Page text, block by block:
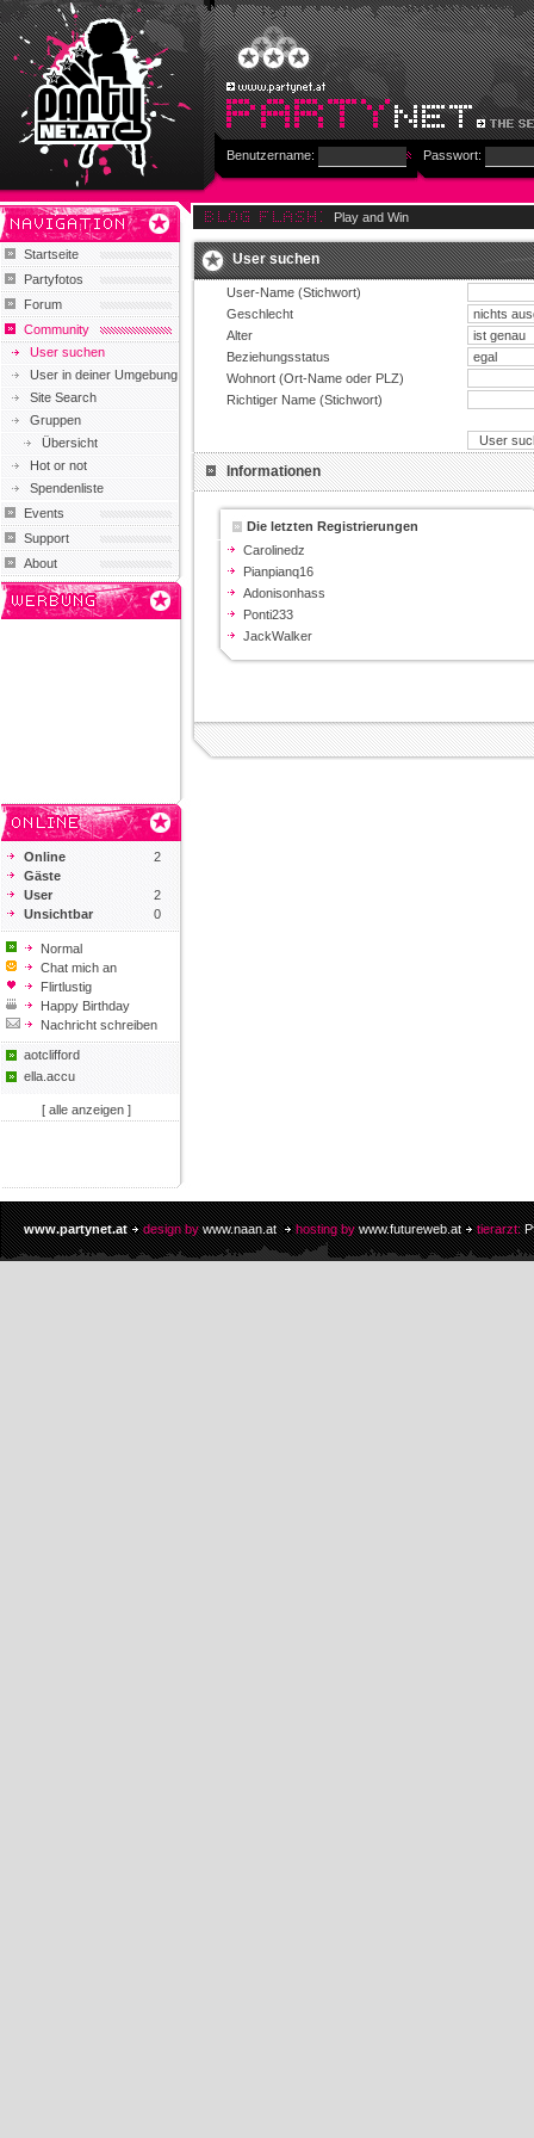
Benutzername: Passwort:
Startseite
Partyfotos
Forum
Community
User suchen
User in deiner Umgebung
Site Search
Gruppen
Übersicht
Hot or not
Spendenliste
Events
Support
About
Online
2
Gäste
User
2
Unsichtbar
0
Normal
Chat mich an
Flirtlustig
Happy Birthday
Nachricht schreiben
aotclifford
ella.accu
[ alle anzeigen ]
Play and Win
User suchen
User-Name (Stichwort)
Geschlecht
Alter
Beziehungsstatus
Wohnort (Ort-Name oder PLZ)
Richtiger Name (Stichwort)
Informationen
Die letzten Registrierungen
Carolinedz
Pianpianq16
Adonisonhass
Ponti233
JackWalker
www.partynet.at design by www.naan.at hosting by www.futureweb.at tierarzt: